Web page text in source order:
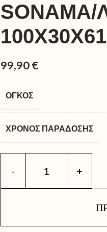
99,90€
ΌΓΚΟΣ
ΧΡΌΝΟΣ ΠΑΡΆΔΟΣΗΣ